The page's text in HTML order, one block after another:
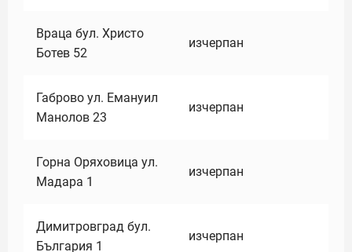
Враца бул. Христо
Ботев 52
изчерпан
Габрово ул. Емануил
Манолов 23
изчерпан
Горна Оряховица ул.
Мадара 1
изчерпан
Димитровград бул.
България 1
изчерпан